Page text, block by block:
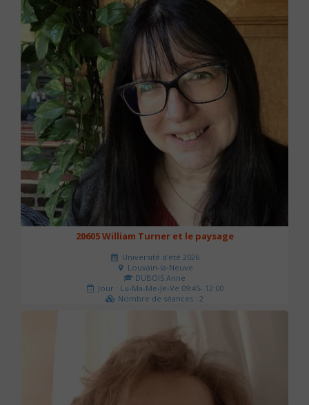
20605 William Turner et le paysage
Université d'été 2026
Louvain-la-Neuve
DUBOIS Anne
Jour : Lu-Ma-Me-Je-Ve 09:45- 12:00
Nombre de séances : 2